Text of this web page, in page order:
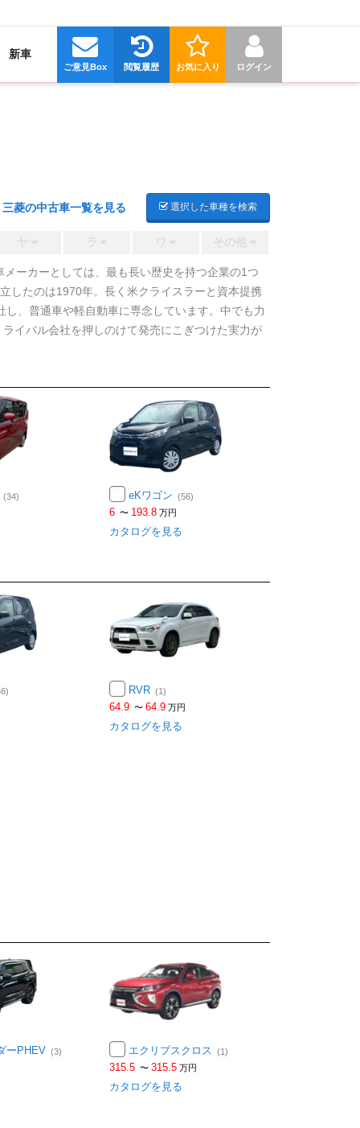
新車
ログイン
お気に入り
閲覧履歴
ご意見Box
三菱の中古車一覧を見る 選択した車種を検索
ーカーとしては、最も長い歴史を持つ企業の1つ
したのは1970年。長く米クライスラーと資本提携
、普通車や軽自動車に専念しています。中でも力
イバル会社を押しのけて発売にこぎつけた実力が
(34) eKワゴン (56)
6 〜 193.8 万円
カタログを見る
RVR (1)
64.9 〜 64.9 万円
カタログを見る
ーPHEV (3) エクリプスクロス (1)
315.5 〜 315.5 万円
カタログを見る